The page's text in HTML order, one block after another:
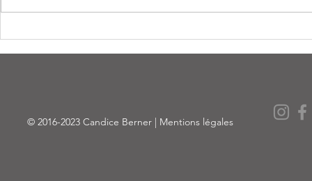
© 2016-2023 Candice Berner | Mentions légales